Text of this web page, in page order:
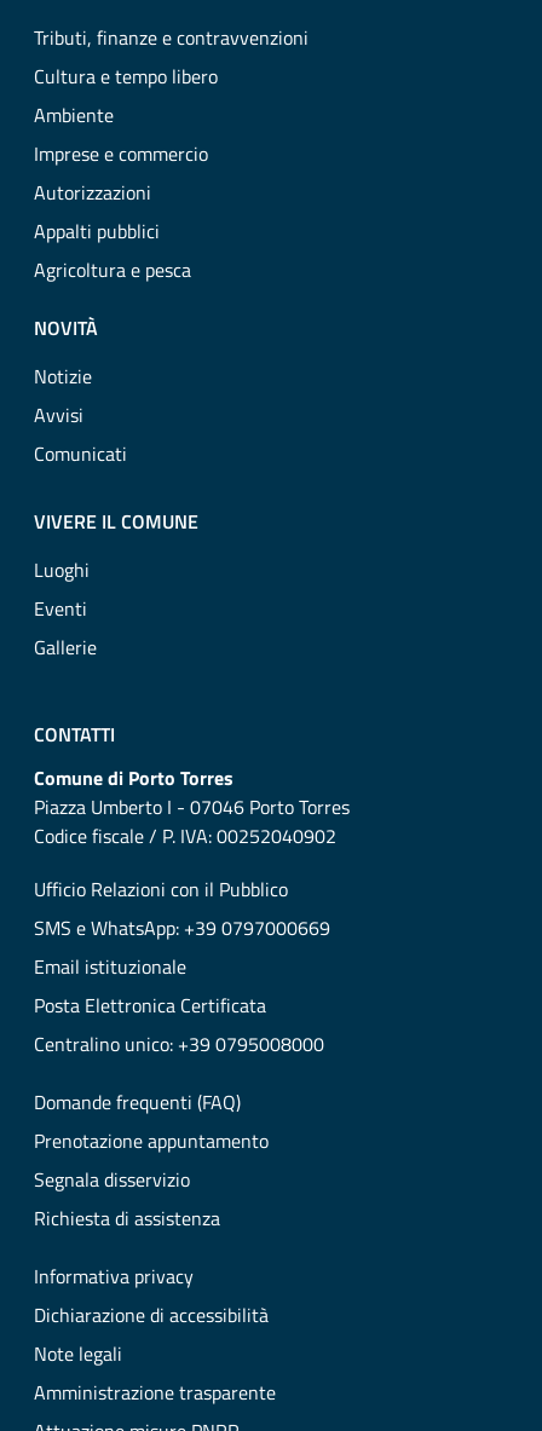
Tributi, finanze e contravvenzioni
Cultura e tempo libero
Ambiente
Imprese e commercio
Autorizzazioni
Appalti pubblici
Agricoltura e pesca
NOVITÀ
Notizie
Avvisi
Comunicati
VIVERE IL COMUNE
Luoghi
Eventi
Gallerie
CONTATTI
Comune di Porto Torres
Piazza Umberto I - 07046 Porto Torres
Codice fiscale / P. IVA: 00252040902
Ufficio Relazioni con il Pubblico
SMS e WhatsApp: +39 0797000669
Email istituzionale
Posta Elettronica Certificata
Centralino unico: +39 0795008000
Domande frequenti (FAQ)
Prenotazione appuntamento
Segnala disservizio
Richiesta di assistenza
Informativa privacy
Dichiarazione di accessibilità
Note legali
Amministrazione trasparente